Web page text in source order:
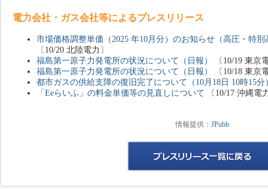
電力会社・ガス会社等によるプレスリリース
市場価格調整単価（2025 年10月分）のお知らせ（高圧・特
〔10/20 北陸電力〕
福島第一原子力発電所の状況について（日報）
〔10/19 東京
福島第一原子力発電所の状況について（日報）
〔10/18 東京
都市ガスの供給支障の復旧完了について（10月18日 10時15分
「Eeらいふ」の料金単価等の見直しについて 〔10/17 沖縄電
情報提供： JPubb